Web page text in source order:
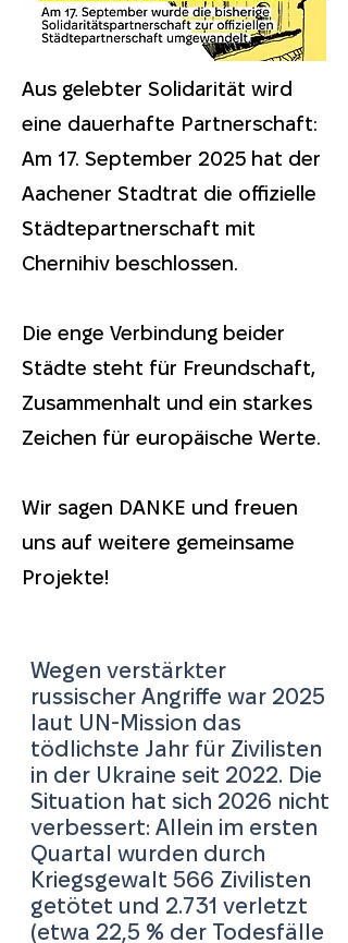
Aus gelebter Solidarität wird
eine dauerhafte Partnerschaft:
Am 17. September 2025 hat der
Aachener Stadtrat die offizielle
Städtepartnerschaft mit
Chernihiv beschlossen.
Die enge Verbindung beider
Städte steht für Freundschaft,
Zusammenhalt und ein starkes
Zeichen für europäische Werte.
Wir sagen DANKE und freuen
uns auf weitere gemeinsame
Projekte!
Wegen verstärkter
russischer Angriffe war 2025
laut UN-Mission das
tödlichste Jahr für Zivilisten
in der Ukraine seit 2022. Die
Situation hat sich 2026 nicht
verbessert: Allein im ersten
Quartal wurden durch
Kriegsgewalt 566 Zivilisten
getötet und 2.731 verletzt
(etwa 22,5 % der Todesfälle